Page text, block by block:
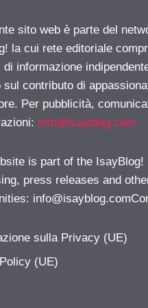
sito web è parte del
la cui rete editoriale
di informazione
sul contributo di
Per pubblicità,
info@isayblog.com
is part of the IsayBlog!
press releases and
sulla Privacy (UE)
(UE)